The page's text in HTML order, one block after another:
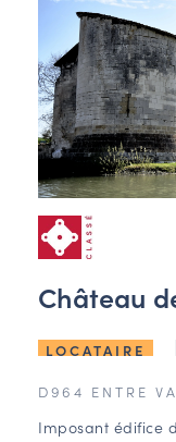
Château
LOCATAIRE
D964 ENTRE
Imposant édifice